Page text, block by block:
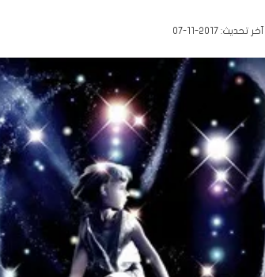
آخر تحديث: 2017-11-07